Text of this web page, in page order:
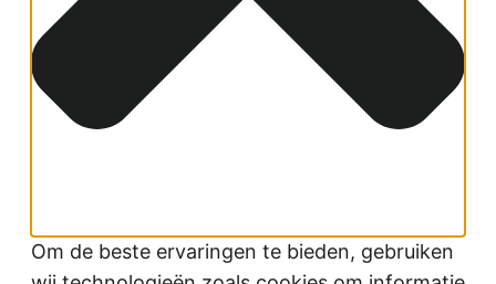
Om de beste ervaringen te bieden, gebruiken